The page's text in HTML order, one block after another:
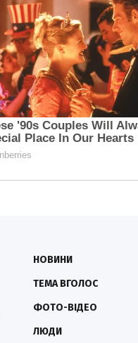
НОВИНИ
ТЕМА ВГОЛОС
ФОТО-ВІДЕО
ЛЮДИ